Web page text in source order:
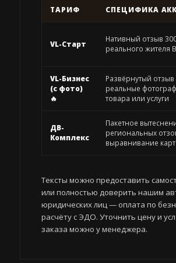
ТАРИФ СПЕЦИФИКА
VL-Старт
Нативный отзыв
реального жителя
VL-Бизнес
(с фото)
🔥
Развёрнутый отзыв
реальные
товара или услуги
ДВ-
Комплекс
Пакетное
региональных
выравнивание
Тексты можно предоставить
или полностью доверить нашим
юридических лиц — оплата по
расчёту с ЭДО. Уточнить цену и
заказа можно у менеджера.